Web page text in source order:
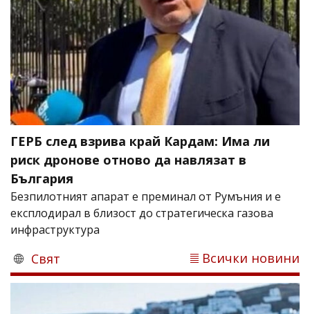
ГЕРБ след взрива край Кардам: Има ли
риск дронове отново да навлязат в
България
Безпилотният апарат е преминал от Румъния и е
експлодирал в близост до стратегическа газова
инфраструктура
Свят Всички новини